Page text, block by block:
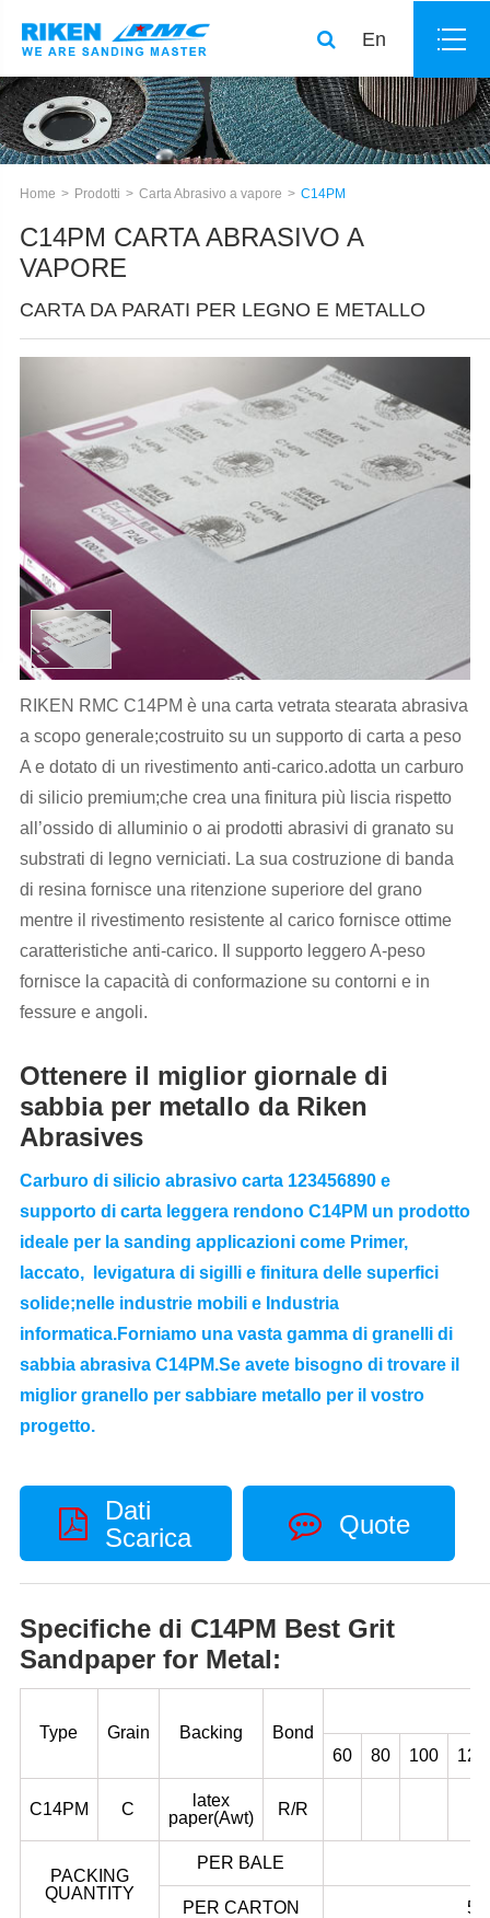
En
Home Prodotti Carta Abrasivo a vapore C14PM
C14PM CARTA ABRASIVO A
VAPORE
CARTA DA PARATI PER LEGNO E METALLO
RIKEN RMC C14PM è una carta vetrata stearata abrasiva
a scopo generale;costruito su un supporto di carta a peso
A e dotato di un rivestimento anti-carico.adotta un carburo
di silicio premium;che crea una finitura più liscia rispetto
all’ossido di alluminio o ai prodotti abrasivi di granato su
substrati di legno verniciati. La sua costruzione di banda
di resina fornisce una ritenzione superiore del grano
mentre il rivestimento resistente al carico fornisce ottime
caratteristiche anti-carico. Il supporto leggero A-peso
fornisce la capacità di conformazione su contorni e in
fessure e angoli.
Ottenere il miglior giornale di
sabbia per metallo da Riken
Abrasives
Carburo di silicio abrasivo carta 123456890 e
supporto di carta leggera rendono C14PM un prodotto
ideale per la sanding applicazioni come Primer,
laccato, levigatura di sigilli e finitura delle superfici
solide;nelle industrie mobili e Industria
informatica.Forniamo una vasta gamma di granelli di
sabbia abrasiva C14PM.Se avete bisogno di trovare il
miglior granello per sabbiare metallo per il vostro
progetto.
Dati
Scarica
Quote
Specifiche di C14PM Best Grit
Sandpaper for Metal:
Type Grain Backing
Bond
60
80 100 120
C14PM C
latex
paper(Awt)
R/R
PACKING
QUANTITY
PER BALE
PER CARTON